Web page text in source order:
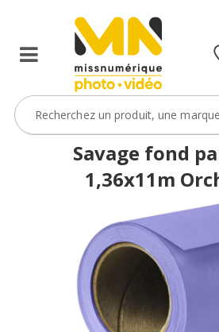
Savage fond
1,36x11m